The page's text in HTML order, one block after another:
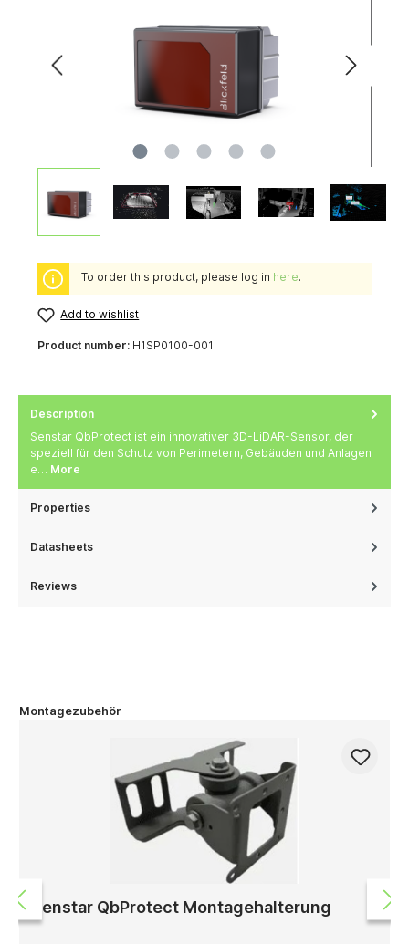
To order this product, please log in here.
Add to wishlist
Product number: H1SP0100-001
Description
Senstar QbProtect ist ein innovativer 3D-LiDAR-Sensor, der
speziell für den Schutz von Perimetern, Gebäuden und Anlagen
e… More
Properties
Datasheets
Reviews
Montagezubehör
Senstar QbProtect Montagehalterung